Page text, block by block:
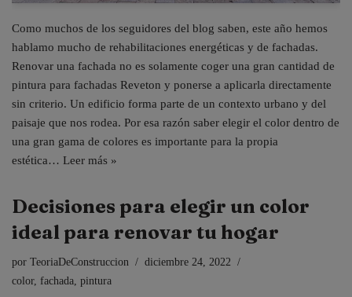
Como muchos de los seguidores del blog saben, este año hemos
hablamo mucho de rehabilitaciones energéticas y de fachadas.
Renovar una fachada no es solamente coger una gran cantidad de
pintura para fachadas Reveton y ponerse a aplicarla directamente
sin criterio. Un edificio forma parte de un contexto urbano y del
paisaje que nos rodea. Por esa razón saber elegir el color dentro de
una gran gama de colores es importante para la propia
estética… Leer más »
Decisiones para elegir un color
ideal para renovar tu hogar
por TeoriaDeConstruccion
diciembre 24, 2022
color, fachada pintura